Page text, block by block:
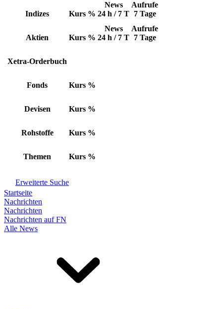
Indizes Kurs %
News
24 h / 7 T
Aufrufe
7 Tage
Aktien Kurs %
News
24 h / 7 T
Aufrufe
7 Tage
Xetra-Orderbuch
Fonds Kurs %
Devisen Kurs %
Rohstoffe Kurs %
Themen Kurs %
Erweiterte Suche
Startseite
Nachrichten
Nachrichten
Nachrichten auf FN
Alle News